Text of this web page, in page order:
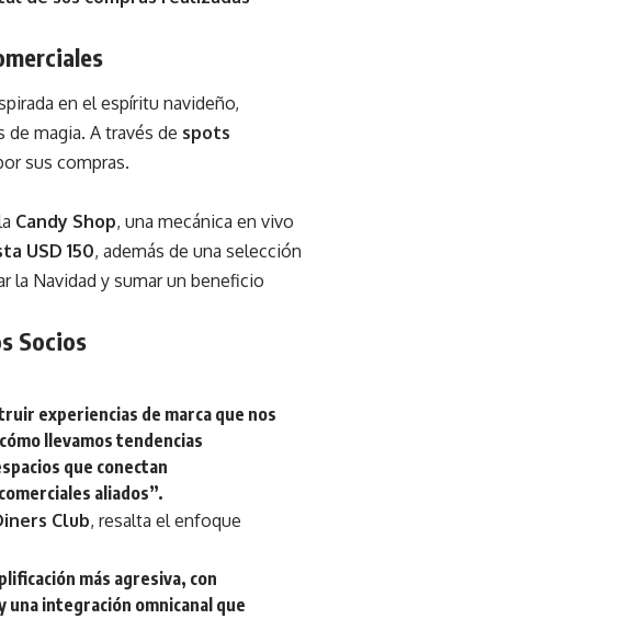
en el espíritu navideño,
magia. A través de spots
sus compras.
Candy Shop, una mecánica en vivo
USD 150, además de una selección
la Navidad y sumar un beneficio
Socios
experiencias de marca que nos
llevamos tendencias
que conectan
aliados”.
Club, resalta el enfoque
más agresiva, con
integración omnicanal que